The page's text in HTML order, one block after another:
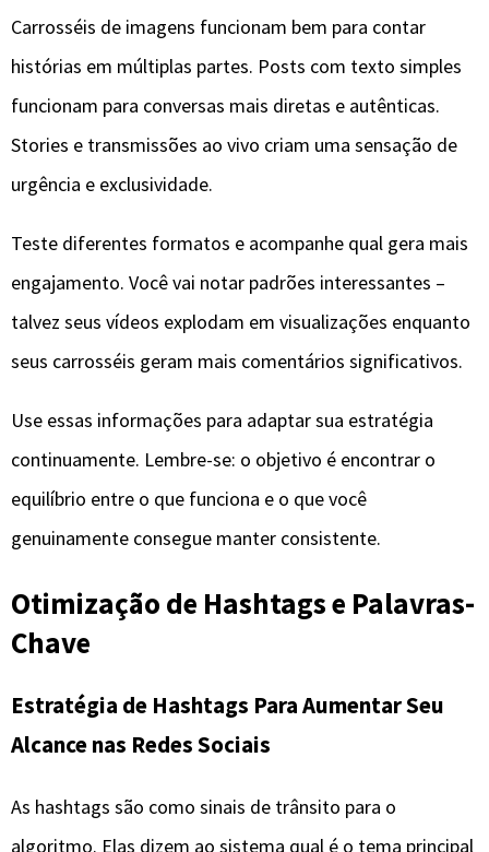
Carrosséis de imagens funcionam bem para contar
histórias em múltiplas partes. Posts com texto simples
funcionam para conversas mais diretas e autênticas.
Stories e transmissões ao vivo criam uma sensação de
urgência e exclusividade.
Teste diferentes formatos e acompanhe qual gera mais
engajamento. Você vai notar padrões interessantes –
talvez seus vídeos explodam em visualizações enquanto
seus carrosséis geram mais comentários significativos.
Use essas informações para adaptar sua estratégia
continuamente. Lembre-se: o objetivo é encontrar o
equilíbrio entre o que funciona e o que você
genuinamente consegue manter consistente.
Otimização de Hashtags e Palavras-
Chave
Estratégia de Hashtags Para Aumentar Seu
Alcance nas Redes Sociais
As hashtags são como sinais de trânsito para o
algoritmo. Elas dizem ao sistema qual é o tema principal